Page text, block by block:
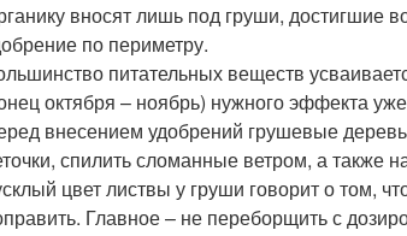
вносят лишь под груши, достигшие
по периметру.
питательных веществ
октября – ноябрь) нужного эффекта
внесением удобрений грушевые
спилить сломанные ветром, а также
цвет листвы у груши говорит о том,
Главное – не переборщить с